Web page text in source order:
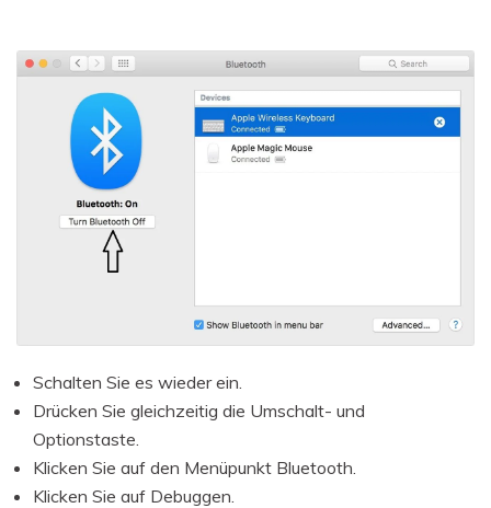
Schalten Sie es wieder ein.
Drücken Sie gleichzeitig die Umschalt- und
Optionstaste.
Klicken Sie auf den Menüpunkt Bluetooth.
Klicken Sie auf Debuggen.